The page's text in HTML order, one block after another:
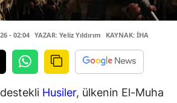
- 02:04 YAZAR: Yeliz Yıldırım KAYNAK: İHA
Husiler, ülkenin El-Muha